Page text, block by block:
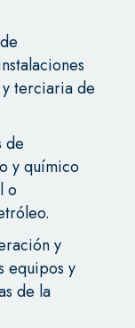
terciaria de
de
y químico
o
y
equipos y
de la